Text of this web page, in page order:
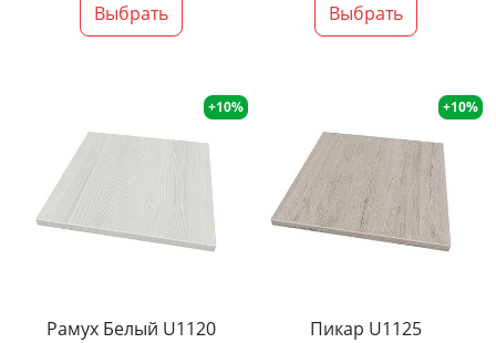
Выбрать Выбрать
+10%
Рамух Белый U1120
+10%
Пикар U1125